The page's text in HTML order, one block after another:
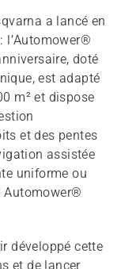
a lancé en
l’Automower®
doté
est adapté
m² et dispose
et des pentes
assistée
uniforme ou
Automower®
développé cette
et de lancer